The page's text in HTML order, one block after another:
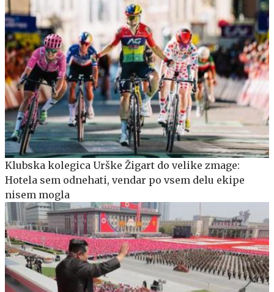
Klubska kolegica Urške Žigart do velike zmage:
Hotela sem odnehati, vendar po vsem delu ekipe
nisem mogla